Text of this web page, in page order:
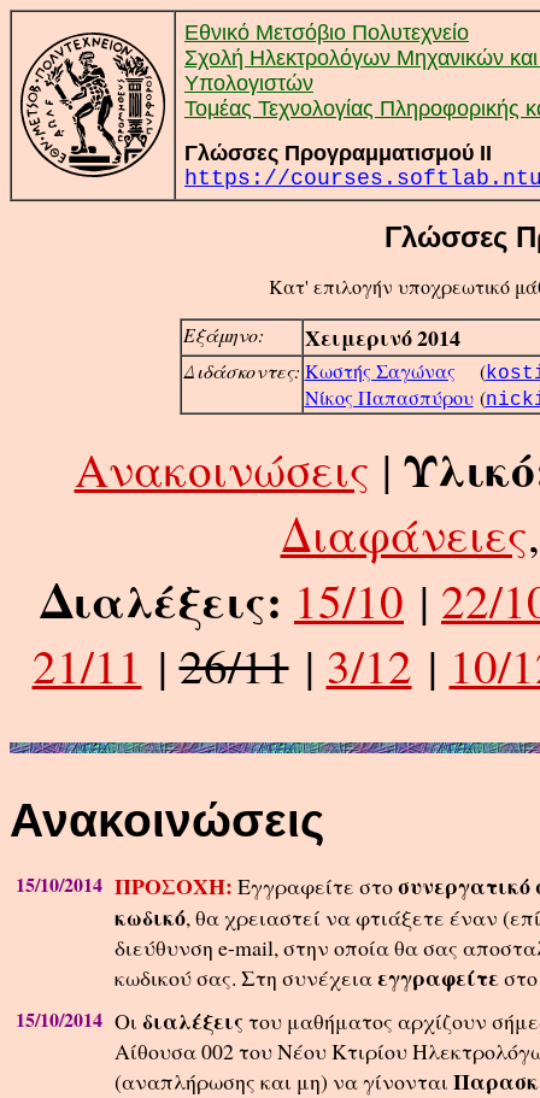
Εθνικό Μετσόβιο Πολυτεχνείο
Σχολή Ηλεκτρολόγων Μηχανικών
Υπολογιστών
Τομέας Τεχνολογίας Πληροφορικής
Γλώσσες Προγραμματισμού ΙΙ
https://
Γλώσσες
Κατ' επιλογήν υποχρεωτικό
Εξάμηνο:
Χειμερινό 2014
Διδάσκοντες: Κωστής Σαγώνας (
Νίκος Παπασπύρου (
Ανακοινώσεις |
Διαφάνειες
Διαλέξεις: 15/10 | 22/
21/11 |26/11| 3/12 | 10/
Ανακοινώσεις
15/10/2014 ΠΡΟΣΟΧΗ: Εγγραφείτε στοσυνεργατικό
κωδικό, θα χρειαστεί να φτιάξετε έναν
διεύθυνση e-mail, στην οποία θα σας
κωδικού σας. Στη συνέχειαεγγραφείτε
15/10/2014 Οι διαλέξεις του μαθήματος αρχίζουν
Αίθουσα 002 του Νέου Κτιρίου
(αναπλήρωσης και μη) να γίνονται